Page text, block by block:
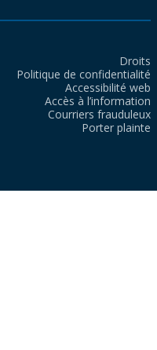
Droits
Politique de confidentialité
Accessibilité web
Accès à l’information
Courriers frauduleux
Porter plainte